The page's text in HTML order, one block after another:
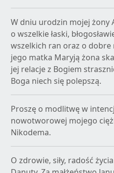
W dniu urodzin mojej żony
o wszelkie łaski,
wszelkich ran oraz o dobre
jego matka Maryją żona
jej relacje z Bogiem
Boga niech się polepszą.
Proszę o modlitwę w
nowotworowej mojego
Nikodema.
O zdrowie, siły, radość